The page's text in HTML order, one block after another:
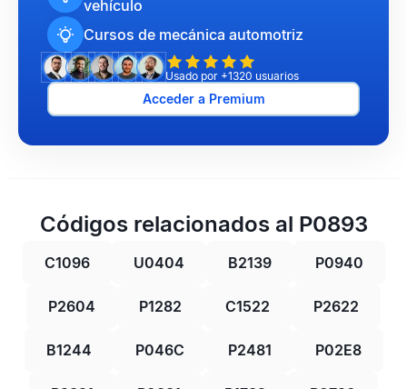
vehículo
Cursos de mecánica automotriz
Usado por +1320 usuarios
Acceder a Premium
Códigos relacionados al P0893
C1096 U0404 B2139 P0940
P2604 P1282 C1522 P2622
B1244 P046C P2481 P02E8